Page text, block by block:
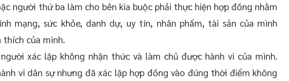
người thứ ba làm cho bên kia buộc phải thực hiện hợp đồng nhằm
mạng, sức khỏe, danh dự, uy tín, nhân phẩm, tài sản của mình
thích của mình.
xác lập không nhận thức và làm chủ được hành vi của mình.
vi dân sự nhưng đã xác lập hợp đồng vào đúng thời điểm không